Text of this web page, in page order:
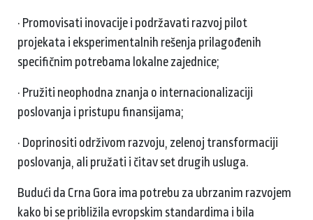
· Promovisati inovacije i podržavati razvoj pilot
projekata i eksperimentalnih rešenja prilagođenih
specifičnim potrebama lokalne zajednice;
· Pružiti neophodna znanja o internacionalizaciji
poslovanja i pristupu finansijama;
· Doprinositi održivom razvoju, zelenoj transformaciji
poslovanja, ali pružati i čitav set drugih usluga.
Budući da Crna Gora ima potrebu za ubrzanim razvojem
kako bi se približila evropskim standardima i bila